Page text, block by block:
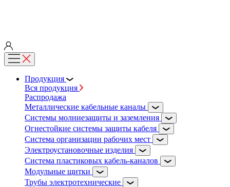
Продукция
Вся продукция
Распродажа
Металлические кабельные каналы
Системы молниезащиты и заземления
Огнестойкие системы защиты кабеля
Система организации рабочих мест
Электроустановочные изделия
Система пластиковых кабель-каналов
Модульные щитки
Трубы электротехнические